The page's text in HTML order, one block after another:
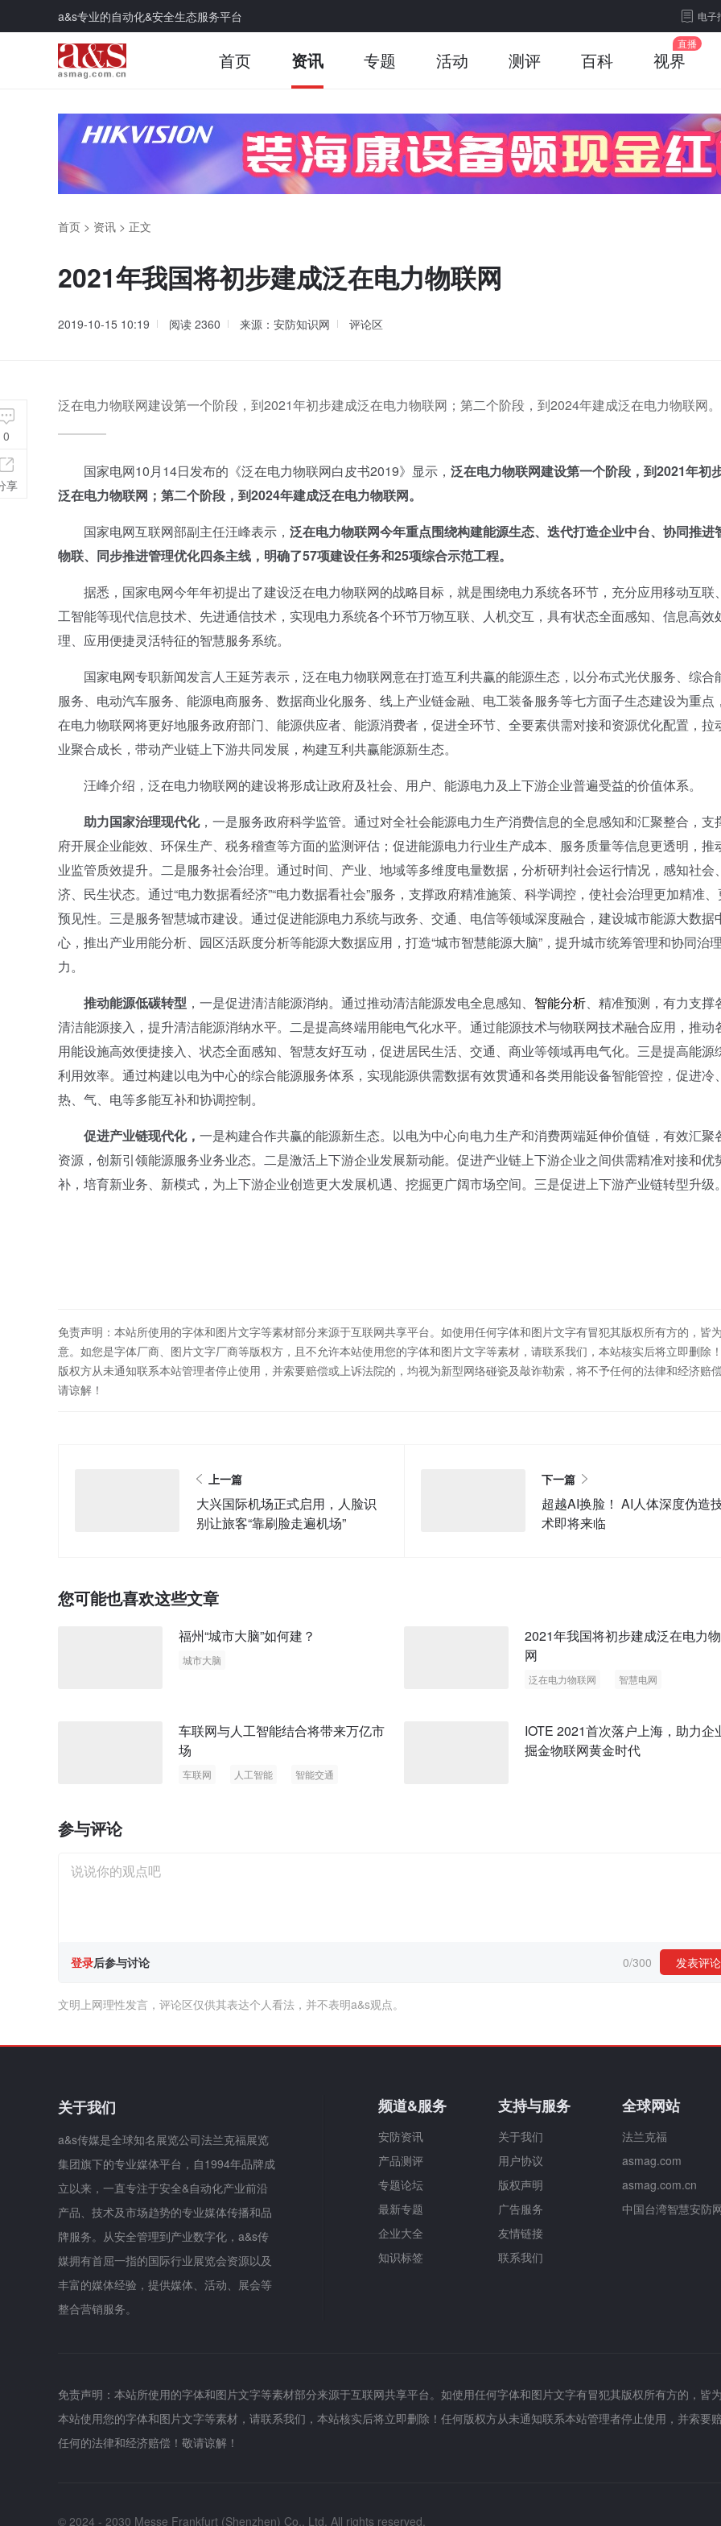
a&s专业的自动化&安全生态服务平台 电子
首页 资讯 专题 活动 测评 百科 视界
首页 > 资讯 > 正文
2021年我国将初步建成泛在电力物联网
2019-10-15 10:19 阅读 2360 来源：安防知识网 评论区
泛在电力物联网建设第一个阶段，到2021年初步建成泛在电力物联网；第二个阶段，到2024年建成泛在电力物联网。
国家电网10月14日发布的《泛在电力物联网白皮书2019》显示， 泛在电力物联网建设第一个阶段，到2021年初
泛在电力物联网；第二个阶段，到2024年建成泛在电力物联网。
国家电网互联网部副主任汪峰表示， 泛在电力物联网今年重点围绕构建能源生态、迭代打造企业中台、协同推进
物联、同步推进管理优化四条主线，明确了57项建设任务和25项综合示范工程。
据悉，国家电网今年年初提出了建设泛在电力物联网的战略目标，就是围绕电力系统各环节，充分应用移动互联
工智能等现代信息技术、先进通信技术，实现电力系统各个环节万物互联、人机交互，具有状态全面感知、信息高效
理、应用便捷灵活特征的智慧服务系统。
国家电网专职新闻发言人王延芳表示，泛在电力物联网意在打造互利共赢的能源生态，以分布式光伏服务、综合
服务、电动汽车服务、能源电商服务、数据商业化服务、线上产业链金融、电工装备服务等七方面子生态建设为重点
在电力物联网将更好地服务政府部门、能源供应者、能源消费者，促进全环节、全要素供需对接和资源优化配置，拉
业聚合成长，带动产业链上下游共同发展，构建互利共赢能源新生态。
汪峰介绍，泛在电力物联网的建设将形成让政府及社会、用户、能源电力及上下游企业普遍受益的价值体系。
助力国家治理现代化，一是服务政府科学监管。通过对全社会能源电力生产消费信息的全息感知和汇聚整合，支
府开展企业能效、环保生产、税务稽查等方面的监测评估；促进能源电力行业生产成本、服务质量等信息更透明，推
业监管质效提升。二是服务社会治理。通过时间、产业、地域等多维度电量数据，分析研判社会运行情况，感知社会
济、民生状态。通过“电力数据看经济”“电力数据看社会”服务，支撑政府精准施策、科学调控，使社会治理更加精准
预见性。三是服务智慧城市建设。通过促进能源电力系统与政务、交通、电信等领域深度融合，建设城市能源大数据
心，推出产业用能分析、园区活跃度分析等能源大数据应用，打造“城市智慧能源大脑”，提升城市统筹管理和协同治
力。
推动能源低碳转型 ，一是促进清洁能源消纳。通过推动清洁能源发电全息感知、 智能分析、精准预测，有力支撑
清洁能源接入，提升清洁能源消纳水平。二是提高终端用能电气化水平。通过能源技术与物联网技术融合应用，推动
用能设施高效便捷接入、状态全面感知、智慧友好互动，促进居民生活、交通、商业等领域再电气化。三是提高能源
利用效率。通过构建以电为中心的综合能源服务体系，实现能源供需数据有效贯通和各类用能设备智能管控，促进冷、
热、气、电等多能互补和协调控制。
促进产业链现代化， 一是构建合作共赢的能源新生态。以电为中心向电力生产和消费两端延伸价值链，有效汇聚
资源，创新引领能源服务业务业态。二是激活上下游企业发展新动能。促进产业链上下游企业之间供需精准对接和优
补，培育新业务、新模式，为上下游企业创造更大发展机遇、挖掘更广阔市场空间。三是促进上下游产业链转型升级。
免责声明：本站所使用的字体和图片文字等素材部分来源于互联网共享平台。如使用任何字体和图片文字有冒犯其版权所有方的，皆
意。如您是字体厂商、图片文字厂商等版权方，且不允许本站使用您的字体和图片文字等素材，请联系我们，本站核实后将立即删除
版权方从未通知联系本站管理者停止使用，并索要赔偿或上诉法院的，均视为新型网络碰瓷及敲诈勒索，将不予任何的法律和经济赔
请谅解！
上一篇
大兴国际机场正式启用，人脸识
别让旅客“靠刷脸走遍机场”
下一篇
超越AI换脸！ AI人体深度伪造
术即将来临
您可能也喜欢这些文章
福州“城市大脑”如何建？
城市大脑
2021年我国将初步建成泛在电力
网
泛在电力物联网
智慧电网
车联网与人工智能结合将带来万亿市
场
车联网 人工智能 智能交通
IOTE 2021首次落户上海，助力企
掘金物联网黄金时代
参与评论
登录后参与讨论 0/300 发表评论
文明上网理性发言，评论区仅供其表达个人看法，并不表明a&s观点。
0
享
关于我们
a&s传媒是全球知名展览公司法兰克福展览
集团旗下的专业媒体平台，自1994年品牌成
立以来，一直专注于安全&自动化产业前沿
产品、技术及市场趋势的专业媒体传播和品
牌服务。从安全管理到产业数字化，a&s传
媒拥有首屈一指的国际行业展览会资源以及
丰富的媒体经验，提供媒体、活动、展会等
整合营销服务。
频道&服务
安防资讯
产品测评
专题论坛
最新专题
企业大全
知识标签
支持与服务
关于我们
用户协议
版权声明
广告服务
友情链接
联系我们
全球网站
法兰克福
asmag.com
asmag.com.cn
中国台湾智慧安防
免责声明：本站所使用的字体和图片文字等素材部分来源于互联网共享平台。如使用任何字体和图片文字有冒犯其版权所有方的，
本站使用您的字体和图片文字等素材，请联系我们，本站核实后将立即删除！任何版权方从未通知联系本站管理者停止使用，并索要
任何的法律和经济赔偿！敬请谅解！
© 2024 - 2030 Messe Frankfurt (Shenzhen) Co., Ltd, All rights reserved.